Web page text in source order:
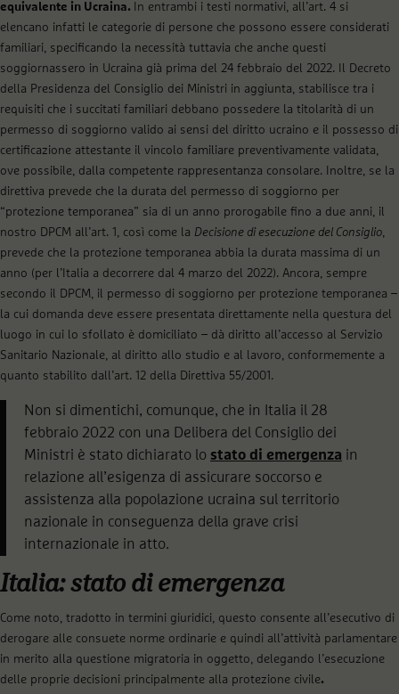
equivalente in Ucraina.
In entrambi i testi normativi, all’art. 4 si
elencano infatti le categorie di persone che possono essere considerati
familiari, specificando la necessità tuttavia che anche questi
soggiornassero in Ucraina già prima del 24 febbraio del 2022. Il Decreto
della Presidenza del Consiglio dei Ministri in aggiunta, stabilisce tra i
requisiti che i succitati familiari debbano possedere la titolarità di un
permesso di soggiorno valido ai sensi del diritto ucraino e il possesso di
certificazione attestante il vincolo familiare preventivamente validata,
ove possibile, dalla competente rappresentanza consolare. Inoltre, se la
direttiva prevede che la durata del permesso di soggiorno per
“protezione temporanea” sia di un anno prorogabile fino a due anni, il
nostro DPCM all’art. 1, così come la Decisione di esecuzione del Consiglio,
prevede che la protezione temporanea abbia la durata massima di un
anno (per l’Italia a decorrere dal 4 marzo del 2022). Ancora, sempre
secondo il DPCM, il permesso di soggiorno per protezione temporanea –
la cui domanda deve essere presentata direttamente nella questura del
luogo in cui lo sfollato è domiciliato – dà diritto all’accesso al Servizio
Sanitario Nazionale, al diritto allo studio e al lavoro, conformemente a
quanto stabilito dall’art. 12 della Direttiva 55/2001.
Non si dimentichi, comunque, che in Italia il 28
febbraio 2022 con una Delibera del Consiglio dei
Ministri è stato dichiarato lo stato di emergenza in
relazione all’esigenza di assicurare soccorso e
assistenza alla popolazione ucraina sul territorio
nazionale in conseguenza della grave crisi
internazionale in atto.
Italia: stato di emergenza
Come noto, tradotto in termini giuridici, questo consente all’esecutivo di
derogare alle consuete norme ordinarie e quindi all’attività parlamentare
in merito alla questione migratoria in oggetto, delegando l’esecuzione
delle proprie decisioni principalmente alla protezione civile.